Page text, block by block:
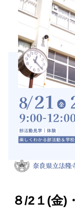
８/2 １ (金)